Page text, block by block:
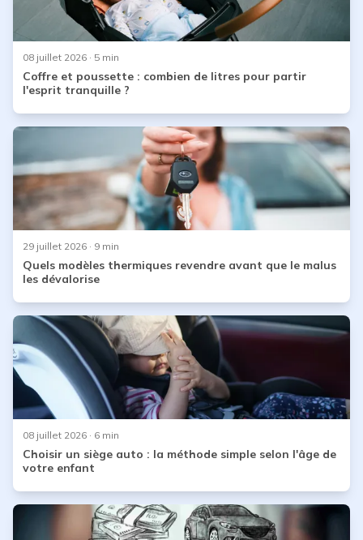
08 juillet 2026 · 5 min
Coffre et poussette : combien de litres pour partir
l'esprit tranquille ?
29 juillet 2026 · 9 min
Quels modèles thermiques revendre avant que le malus
les dévalorise
08 juillet 2026 · 6 min
Choisir un siège auto : la méthode simple selon l'âge de
votre enfant